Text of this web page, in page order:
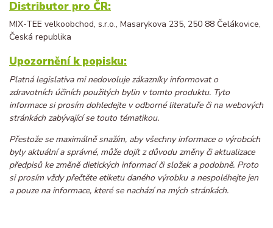
Distributor pro ČR:
MIX-TEE velkoobchod, s.r.o., Masarykova 235, 250 88 Čelákovice,
Česká republika
Upozornění k popisku:
Platná legislativa mi nedovoluje zákazníky informovat o
zdravotních účiních použitých bylin v tomto produktu. Tyto
informace si prosím dohledejte v odborné literatuře či na webových
stránkách zabývající se touto tématikou.
Přestože se maximálně snažím, aby všechny informace o výrobcích
byly aktuální a správné, může dojít z důvodu změny či aktualizace
předpisů ke změně dietických informací či složek a podobně. Proto
si prosím vždy přečtěte etiketu daného výrobku a nespoléhejte jen
a pouze na informace, které se nachází na mých stránkách.